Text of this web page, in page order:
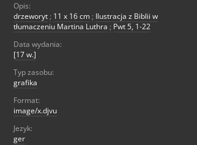
Opis:
drzeworyt ; 11 x 16 cm ; Ilustracja z Biblii w
tłumaczeniu Martina Luthra ; Pwt 5, 1-22
Data wydania:
[17 w.]
Typ zasobu:
grafika
Format:
image/x.djvu
Jezyk:
ger